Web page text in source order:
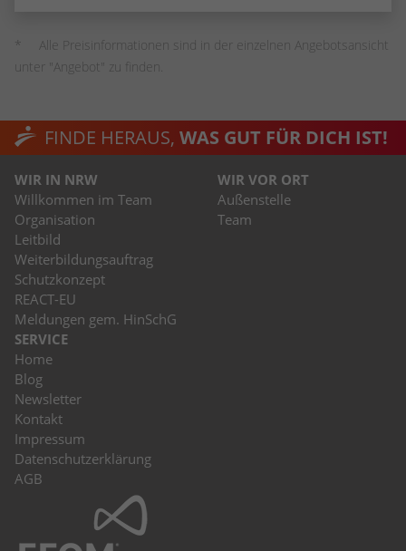
Alle Preisinformationen sind in der einzelnen Angebotsansicht
unter "Angebot" zu finden.
FINDE HERAUS, WAS GUT FÜR DICH IST!
WIR IN NRW
Willkommen im Team
Organisation
Leitbild
Weiterbildungsauftrag
Schutzkonzept
REACT-EU
Meldungen gem. HinSchG
WIR VOR ORT
Außenstelle
Team
SERVICE
Home
Blog
Newsletter
Kontakt
Impressum
Datenschutzerklärung
AGB